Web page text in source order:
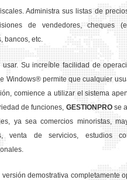
Administra sus listas de
de vendedores, cheques
bancos, etc.
Su increíble facilidad de
Windows® permite que cualquier
comience a utilizar el sistema
de funciones, GESTION PROse
ya sea comercios minoristas,
venta de servicios, estudios
demostrativa completamente